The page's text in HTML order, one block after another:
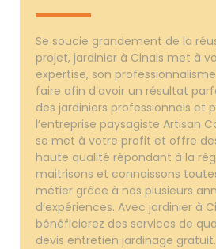
Se soucie grandement de la
projet, jardinier à Cinais met à
expertise, son
faire afin d’avoir un résultat
des jardiniers professionnels et
l’entreprise paysagiste Artisan
se met à votre profit et offre
haute qualité répondant à la
maitrisons et connaissons
métier grâce à nos plusieurs
d’expériences. Avec jardinier à
bénéficierez des services de
devis entretien jardinage gratuit.